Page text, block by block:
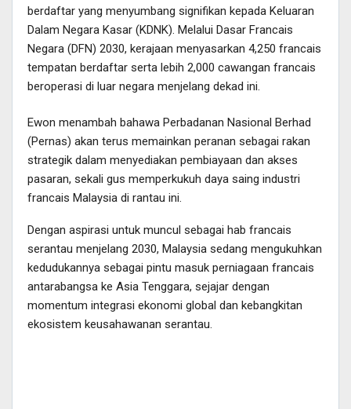
berdaftar yang menyumbang signifikan kepada Keluaran
Dalam Negara Kasar (KDNK). Melalui Dasar Francais
Negara (DFN) 2030, kerajaan menyasarkan 4,250 francais
tempatan berdaftar serta lebih 2,000 cawangan francais
beroperasi di luar negara menjelang dekad ini.
Ewon menambah bahawa Perbadanan Nasional Berhad
(Pernas) akan terus memainkan peranan sebagai rakan
strategik dalam menyediakan pembiayaan dan akses
pasaran, sekali gus memperkukuh daya saing industri
francais Malaysia di rantau ini.
Dengan aspirasi untuk muncul sebagai hab francais
serantau menjelang 2030, Malaysia sedang mengukuhkan
kedudukannya sebagai pintu masuk perniagaan francais
antarabangsa ke Asia Tenggara, sejajar dengan
momentum integrasi ekonomi global dan kebangkitan
ekosistem keusahawanan serantau.